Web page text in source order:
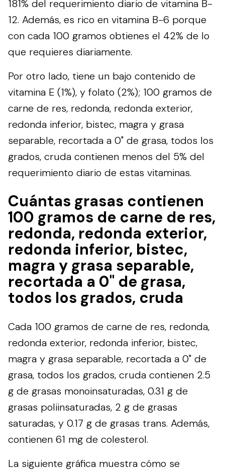
181% del requerimiento diario de vitamina B-
12. Además, es rico en vitamina B-6 porque
con cada 100 gramos obtienes el 42% de lo
que requieres diariamente.
Por otro lado, tiene un bajo contenido de
vitamina E (1%), y folato (2%); 100 gramos de
carne de res, redonda, redonda exterior,
redonda inferior, bistec, magra y grasa
separable, recortada a 0" de grasa, todos los
grados, cruda contienen menos del 5% del
requerimiento diario de estas vitaminas.
Cuántas grasas contienen
100 gramos de carne de res,
redonda, redonda exterior,
redonda inferior, bistec,
magra y grasa separable,
recortada a 0" de grasa,
todos los grados, cruda
Cada 100 gramos de carne de res, redonda,
redonda exterior, redonda inferior, bistec,
magra y grasa separable, recortada a 0" de
grasa, todos los grados, cruda contienen 2.5
g de grasas monoinsaturadas, 0.31 g de
grasas poliinsaturadas, 2 g de grasas
saturadas, y 0.17 g de grasas trans. Además,
contienen 61 mg de colesterol.
La siguiente gráfica muestra cómo se